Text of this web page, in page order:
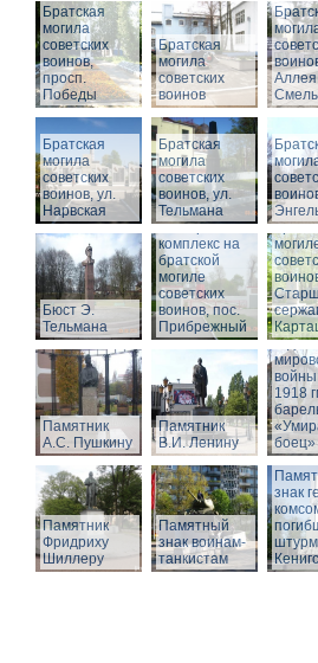
Братская
могила
советских
воинов,
просп.
Победы
Братская
могила
советских
воинов
Аллея
Братская
могила
советских
воинов, ул.
Нарвская
Братская
могила
советских
воинов, ул.
Тельмана
Бюст Э.
Тельмана
Мемориальный
комплекс на
братской
могиле
советских
воинов, пос.
Прибрежный
Памятник
А.С. Пушкину
Памятник
В.И. Ленину
годы
1918
боец»
Памятник
Фридриху
Шиллеру
Памятный
знак воинам-
танкистам
знак